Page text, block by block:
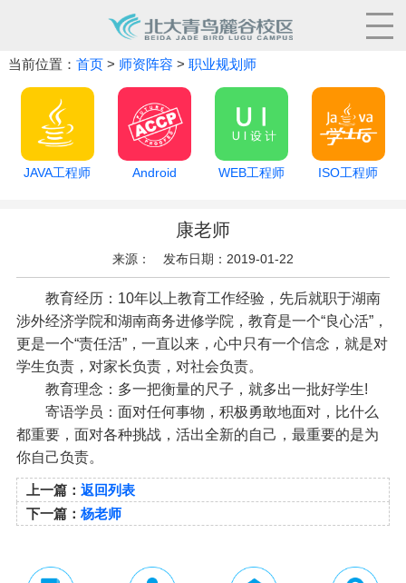
当前位置： 首页> 师资阵容 > 职业规划师
JAVA工程师 Android WEB工程师 ISO工程师
康老师
来源： 发布日期：2019-01-22
教育经历：10年以上教育工作经验，先后就职于湖南
涉外经济学院和湖南商务进修学院，教育是一个“良心活”，
更是一个“责任活”，一直以来，心中只有一个信念，就是对
学生负责，对家长负责，对社会负责。
教育理念：多一把衡量的尺子，就多出一批好学生!
寄语学员：面对任何事物，积极勇敢地面对，比什么
都重要，面对各种挑战，活出全新的自己，最重要的是为
你自己负责。
上一篇： 返回列表
下一篇： 杨老师